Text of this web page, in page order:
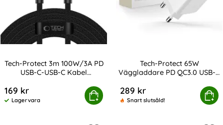
Tech-Protect 3m 100W/3A PD
USB-C-USB-C Kabel
169 kr
Tillgänglighet:
Lagervara
Köp
3m 100W/3A PD USB-C-USB-C Kabel UltraBoost
Tech-Protect 65W
Väggladdare PD QC3.0 USB-C
289 kr
Snart slutsåld!
Köp
Tech-Protect 65W Väggladdare